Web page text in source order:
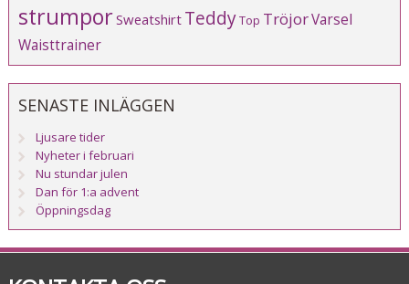
strumporSweatshirt TeddyTop TröjorVarsel
Waisttrainer
SENASTE INLÄGGEN
Ljusare tider
Nyheter i februari
Nu stundar julen
Dan för 1:a advent
Öppningsdag